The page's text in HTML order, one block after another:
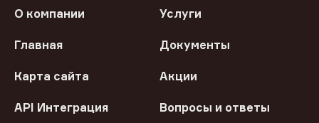
О компании Услуги
Главная Документы
Карта сайта Акции
API Интеграция Вопросы и ответы